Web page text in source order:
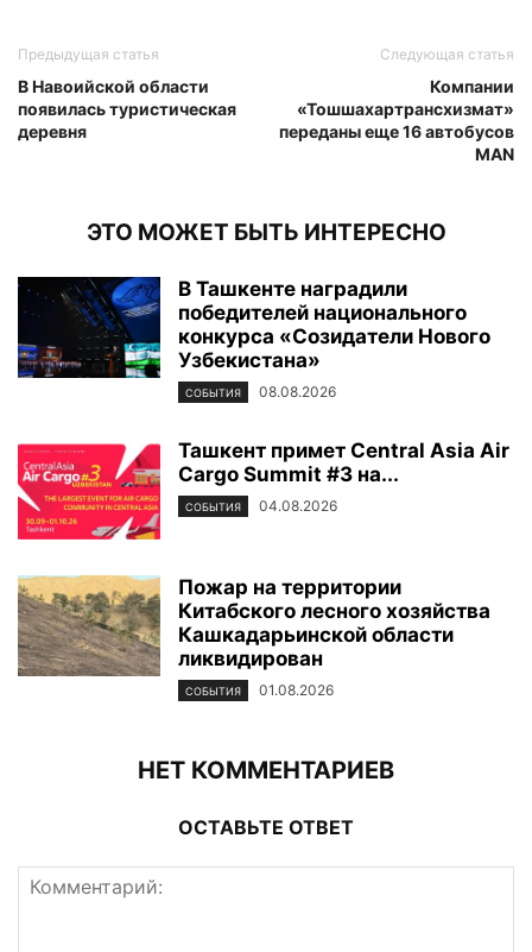
Предыдущая статья
В Навоийской области
появилась туристическая
деревня
Следующая статья
Компании
«Тошшахартрансхизмат»
переданы еще 16 автобусов
MAN
ЭТО МОЖЕТ БЫТЬ ИНТЕРЕСНО
В Ташкенте наградили
победителей национального
конкурса «Созидатели Нового
Узбекистана»
СОБЫТИЯ 08.08.2026
Ташкент примет Central Asia Air
Cargo Summit #3 на...
СОБЫТИЯ 04.08.2026
Пожар на территории
Китабского лесного хозяйства
Кашкадарьинской области
ликвидирован
СОБЫТИЯ 01.08.2026
НЕТ КОММЕНТАРИЕВ
ОСТАВЬТЕ ОТВЕТ